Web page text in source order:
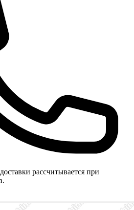
рассчитывается при